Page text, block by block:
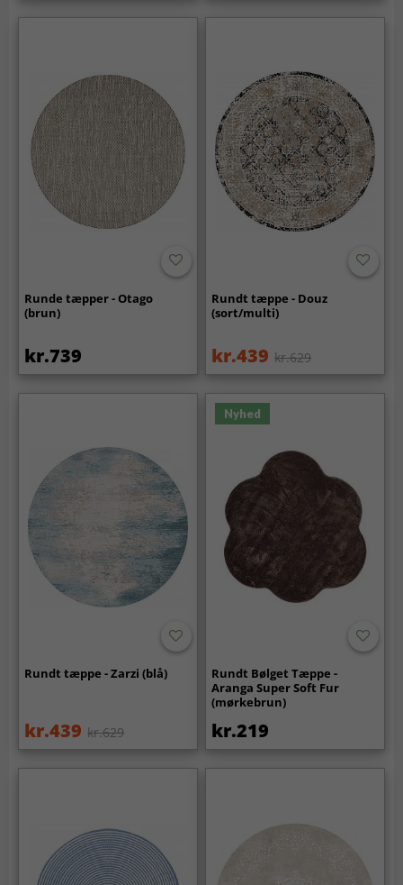
Runde tæpper - Otago
(brun)
kr.739
Rundt tæppe - Douz
(sort/multi)
kr.439 kr.629
Rundt tæppe - Zarzi (blå)
kr.439 kr.629
Nyhed
Rundt Bølget Tæppe -
Aranga Super Soft Fur
(mørkebrun)
kr.219